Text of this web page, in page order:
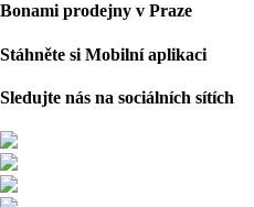
Bonami prodejny v Praze
Stáhněte si Mobilní aplikaci
Sledujte nás na sociálních sítích